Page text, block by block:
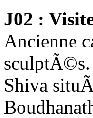
J02 :
Ancienne
Shiva